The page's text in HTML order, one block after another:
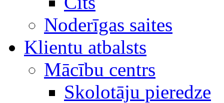
Noderīgas saites
Klientu atbalsts
Mācību centrs
Skolotāju pieredze